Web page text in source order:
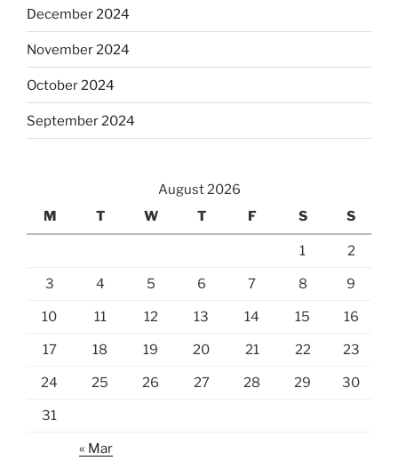
December 2024
November 2024
October 2024
September 2024
August 2026
M
T W T F S S
1 2
3 4 5 6 7 8 9
10 11 12 13 14 15 16
17 18 19 20 21 22 23
24 25 26 27 28 29 30
31
« Mar